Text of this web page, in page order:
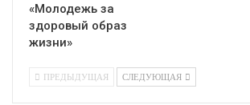
«Молодежь за
здоровый образ
жизни»
ПРЕДЫДУЩАЯ СЛЕДУЮЩАЯ